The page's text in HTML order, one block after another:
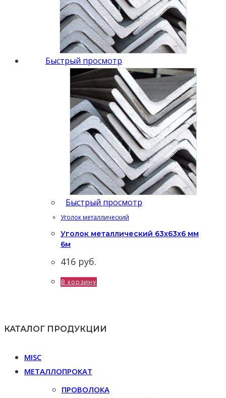
Быстрый просмотр
Быстрый просмотр
Уголок металлический
Уголок металлический 63x63x6 мм
6м
416 руб.
В корзину
КАТАЛОГ ПРОДУКЦИИ
MISC
МЕТАЛЛОПРОКАТ
ПРОВОЛОКА